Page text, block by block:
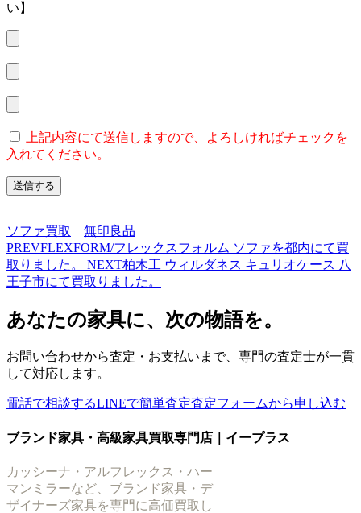
い】
上記内容にて送信しますので、よろしければチェックを
入れてください。
ソファ買取
無印良品
PREVFLEXFORM/フレックスフォルム ソファを都内にて買
取りました。 NEXT柏木工 ウィルダネス キュリオケース 八
王子市にて買取りました。
あなたの家具に、次の物語を。
お問い合わせから査定・お支払いまで、専門の査定士が一貫
して対応します。
電話で相談するLINEで簡単査定査定フォームから申し込む
ブランド家具・高級家具買取専門店｜イープラス
カッシーナ・アルフレックス・ハー
マンミラーなど、ブランド家具・デ
ザイナーズ家具を専門に高価買取し